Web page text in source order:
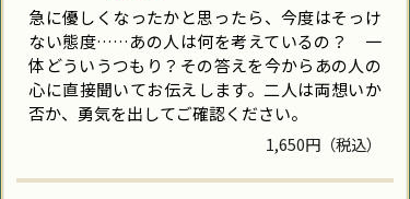
急に優しくなったかと思ったら、今度はそっけ
ない態度……あの人は何を考えているの？ 一
体どういうつもり？――その答えを今からあの人の
心に直接聞いてお伝えします。二人は両想いか
否か、勇気を出してご確認ください。
1,650円（税込）